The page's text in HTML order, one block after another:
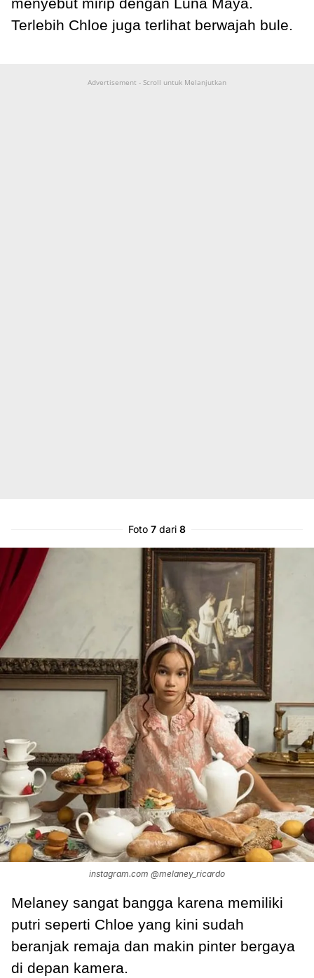
menyebut mirip dengan Luna Maya.
Terlebih Chloe juga terlihat berwajah bule.
Advertisement - Scroll untuk Melanjutkan
Foto 7 dari 8
instagram.com @melaney_ricardo
Melaney sangat bangga karena memiliki
putri seperti Chloe yang kini sudah
beranjak remaja dan makin pinter bergaya
di depan kamera.